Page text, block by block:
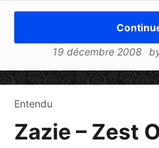
19 décembre 2008
Entendu
Zazie – Zest